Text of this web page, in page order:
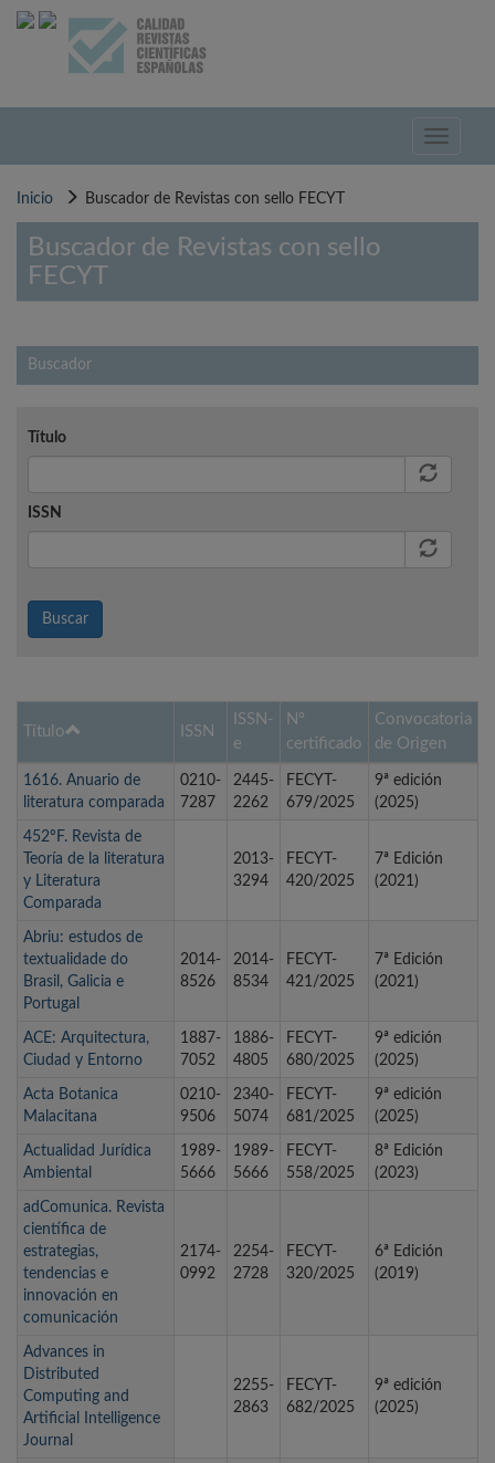
Pasar
Toggle
Inicio Buscador de Revistas con sello FECYT
Buscador de Revistas con sello
FECYT
Buscador
Título
ISSN
Buscar
Título ISSN
ISSN-
e
Nº
certificado
Convocatoria
de Origen
1616. Anuario de
literatura comparada
0210-
7287
2445-
2262
FECYT-
679/2025
9ª edición
(2025)
452ºF. Revista de
Teoría de la literatura
y Literatura
Comparada
2013-
3294
FECYT-
420/2025
7ª Edición
(2021)
Abriu: estudos de
textualidade do
Brasil, Galicia e
Portugal
2014-
8526
2014-
8534
FECYT-
421/2025
7ª Edición
(2021)
ACE: Arquitectura,
Ciudad y Entorno
1887-
7052
1886-
4805
FECYT-
680/2025
9ª edición
(2025)
Acta Botanica
Malacitana
0210-
9506
2340-
5074
FECYT-
681/2025
9ª edición
(2025)
Actualidad Jurídica
Ambiental
1989-
5666
1989-
5666
FECYT-
558/2025
8ª Edición
(2023)
adComunica. Revista
científica de
estrategias,
tendencias e
innovación en
comunicación
2174-
0992
2254-
2728
FECYT-
320/2025
6ª Edición
(2019)
Advances in
Distributed
Computing and
Artificial Intelligence
Journal
2255-
2863
FECYT-
682/2025
9ª edición
(2025)